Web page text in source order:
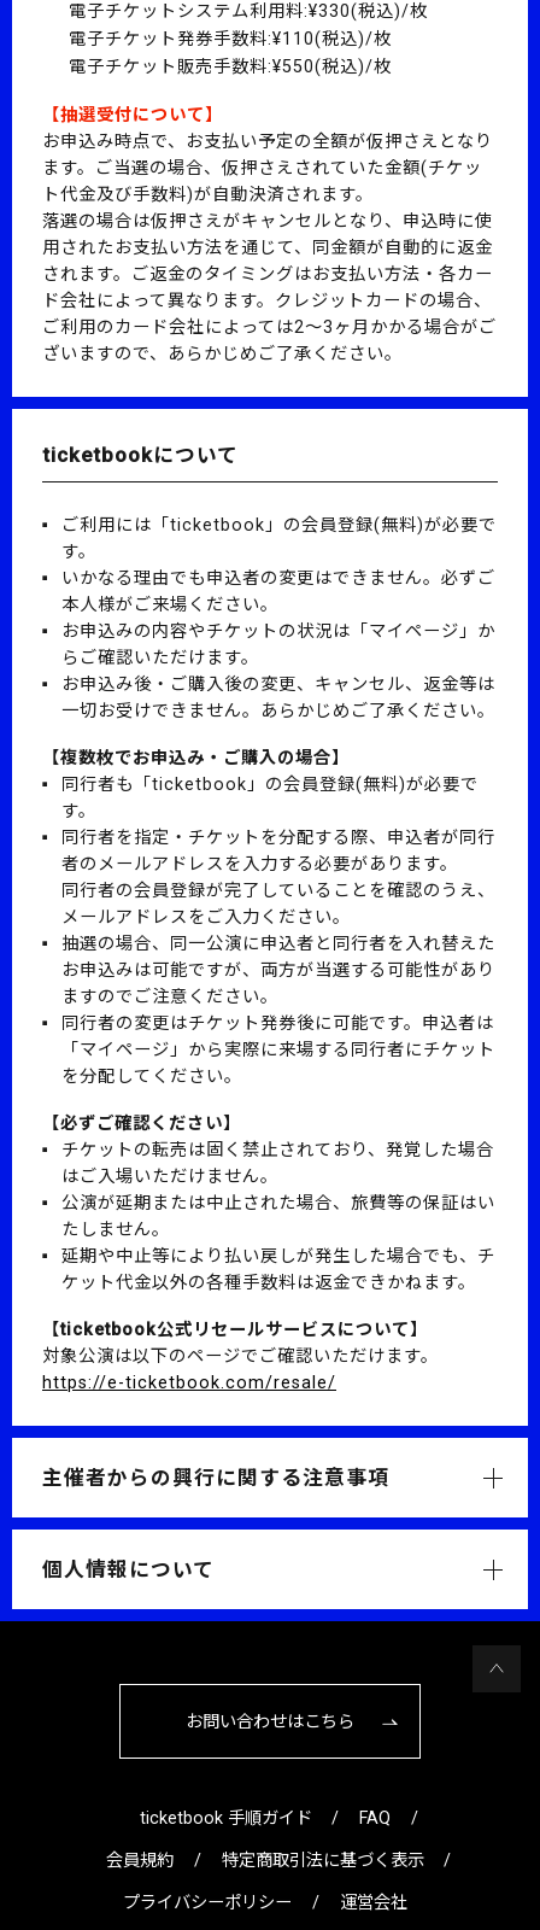
電子チケットシステム利用料:¥330(税込)/枚
電子チケット発券手数料:¥110(税込)/枚
電子チケット販売手数料:¥550(税込)/枚
【抽選受付について】
お申込み時点で、お支払い予定の全額が仮押さえとなり
ます。
ご当選の場合、仮押さえされていた金額(チケッ
ト代金及び手数料)が自動決済されます。
落選の場合は仮押さえがキャンセルとなり、申込時に使
用されたお支払い方法を通じて、同金額が自動的に返金
されます。
ご返金のタイミングはお支払い方法・各カー
ド会社によって異なります。 クレジットカードの場合、
ご利用のカード会社によっては2～3ヶ月かかる場合がご
ざいますので、あらかじめご了承ください。
ticketbookについて
ご利用には「ticketbook」の会員登録(無料)が必要で
す。
いかなる理由でも申込者の変更はできません。必ずご
本人様がご来場ください。
お申込みの内容やチケットの状況は「マイページ」か
らご確認いただけます。
お申込み後・ご購入後の変更、キャンセル、返金等は
一切お受けできません。あらかじめご了承ください。
【複数枚でお申込み・ご購入の場合】
同行者も「ticketbook」の会員登録(無料)が必要で
す。
同行者を指定・チケットを分配する際、申込者が同行
者のメールアドレスを入力する必要があります。
同行者の会員登録が完了していることを確認のうえ、
メールアドレスをご入力ください。
抽選の場合、同一公演に申込者と同行者を入れ替えた
お申込みは可能ですが、両方が当選する可能性があり
ますのでご注意ください。
同行者の変更はチケット発券後に可能です。申込者は
「マイページ」から実際に来場する同行者にチケット
を分配してください。
【必ずご確認ください】
チケットの転売は固く禁止されており、発覚した場合
はご入場いただけません。
公演が延期または中止された場合、旅費等の保証はい
たしません。
延期や中止等により払い戻しが発生した場合でも、チ
ケット代金以外の各種手数料は返金できかねます。
【ticketbook公式リセールサービスについて】
対象公演は以下のページでご確認いただけます。
https://e-ticketbook.com/resale/
主催者からの興行に関する注意事項
個人情報について
お問い合わせはこちら
ticketbook 手順ガイド FAQ
会員規約 特定商取引法に基づく表示
プライバシーポリシー 運営会社